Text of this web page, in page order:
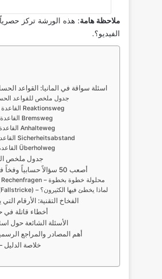
ملاحظة هامة: هذه الورشة تركز
الفيديو؟.
اسئلة سواقة في المانيا: القواعد
جدول ملخص للقواعد
القاعدة 1 – حساب مسافة رد الفعل Reaktionsweg
القاعدة 2 – حساب مسافة الفرملة Bremsweg
القاعدة 3 – حساب مسافة التوقف Anhalteweg
القاعدة 4 – حساب مسافة الأمان Sicherheitsabstand
القاعدة 5 – حساب مسافة التجاوز Überholweg
جدول ملخص
أصعب 50 سؤالاً حسابياً وفخاً في الامتحان النظري مع الحلول
أمثلة على الأسئلة الحسابية Rechenfragen – محلولة خطوة بخطوة
أمثلة على الأسئلة «الفخ» (Fallstricke) – لماذا يخطئ فيها الكثيرون؟
الفخاخ التقنية: الأرقام
5 أخطاء قاتلة
الأسئلة الشائعة حول
أهم المصادر والمراجع
خلاصة الدليل